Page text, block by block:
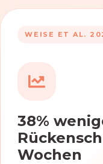
WEISE ET AL.
38%
Wochen